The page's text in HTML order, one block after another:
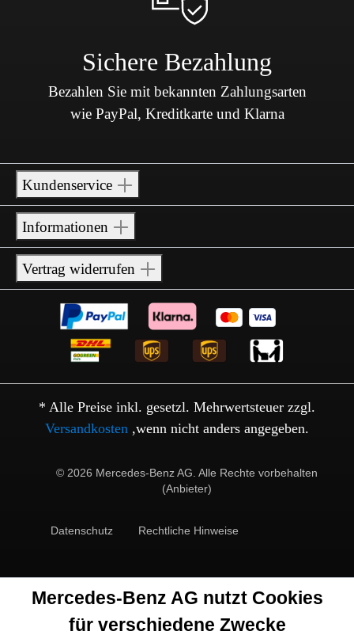
Sichere Bezahlung
Bezahlen Sie mit bekannten Zahlungsarten
wie PayPal, Kreditkarte und Klarna
Kundenservice
Informationen
Vertrag widerrufen
* Alle Preise inkl. gesetzl. Mehrwertsteuer zzgl.
Versandkosten ,wenn nicht anders angegeben.
© 2026 Mercedes-Benz AG. Alle Rechte vorbehalten
(Anbieter)
Datenschutz Rechtliche Hinweise
Mercedes-Benz AG nutzt Cookies
für verschiedene Zwecke